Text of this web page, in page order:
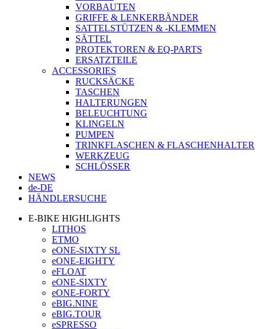
VORBAUTEN
GRIFFE & LENKERBÄNDER
SATTELSTÜTZEN & -KLEMMEN
SÄTTEL
PROTEKTOREN & EQ-PARTS
ERSATZTEILE
ACCESSORIES
RUCKSÄCKE
TASCHEN
HALTERUNGEN
BELEUCHTUNG
KLINGELN
PUMPEN
TRINKFLASCHEN & FLASCHENHALTER
WERKZEUG
SCHLÖSSER
NEWS
de-DE
HÄNDLERSUCHE
E-BIKE HIGHLIGHTS
LITHOS
ETMO
eONE-SIXTY SL
eONE-EIGHTY
eFLOAT
eONE-SIXTY
eONE-FORTY
eBIG.NINE
eBIG.TOUR
eSPRESSO